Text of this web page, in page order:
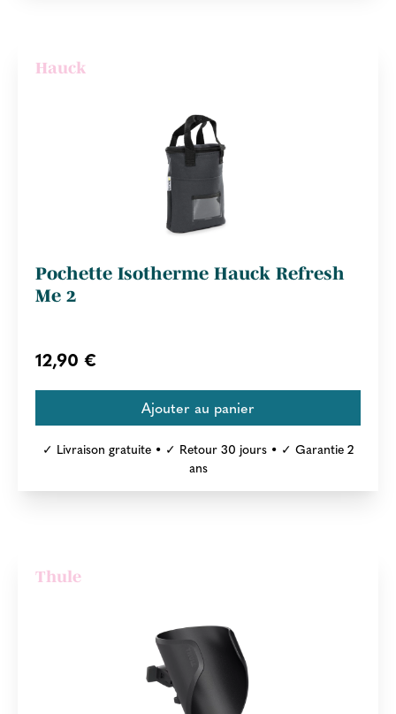
Hauck
Pochette Isotherme Hauck Refresh
Me 2
12,90 €
✓ Livraison gratuite • ✓ Retour 30 jours • ✓ Garantie 2
ans
Thule